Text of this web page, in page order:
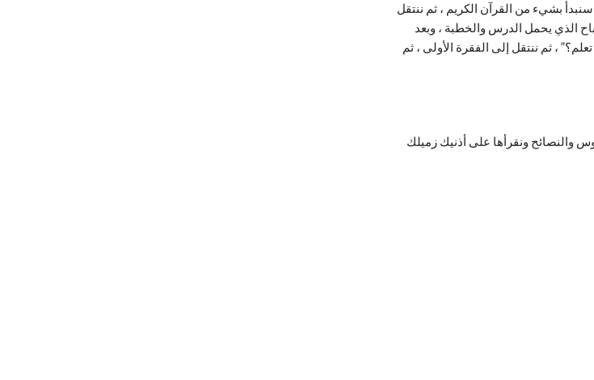
سنبدأ بشيء من القرآن الكريم ، ثم ننتقل
الذي يحمل الدرس والخطبة ، وبعد
، ثم ننتقل إلى الفقرة الأولى ، ثم
والنصائح ونقرأها على أذنيك زميلك